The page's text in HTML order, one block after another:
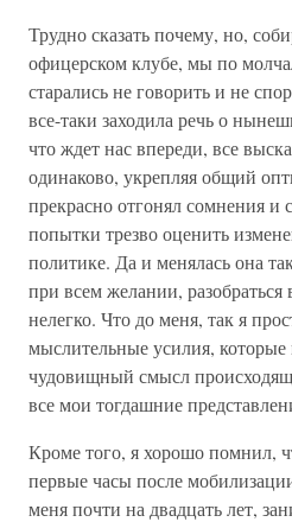
Трудно сказать почему, но,
офицерском клубе, мы по
старались не говорить и не
все-таки заходила речь о
что ждет нас впереди, все
одинаково, укрепляя общий
прекрасно отгонял сомнения и
попытки трезво оценить
политике. Да и менялась она
при всем желании,
нелегко. Что до меня, так я
мыслительные усилия,
чудовищный смысл
все мои тогдашние
Кроме того, я хорошо помнил,
первые часы после
меня почти на двадцать лет,